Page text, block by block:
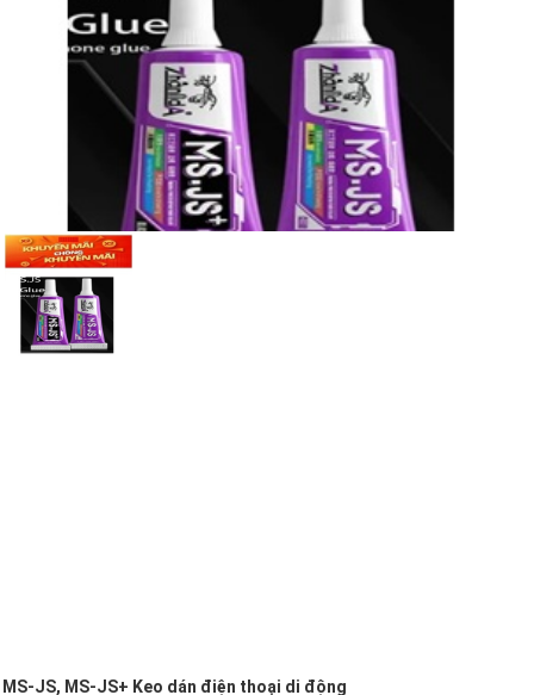
MS-JS, MS-JS+ Keo dán điện thoại di động